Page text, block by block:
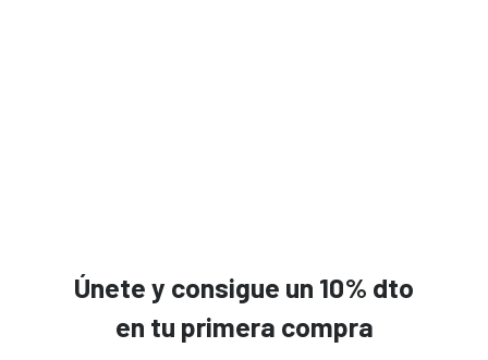
Únete y consigue un 10% dto
en tu primera compra